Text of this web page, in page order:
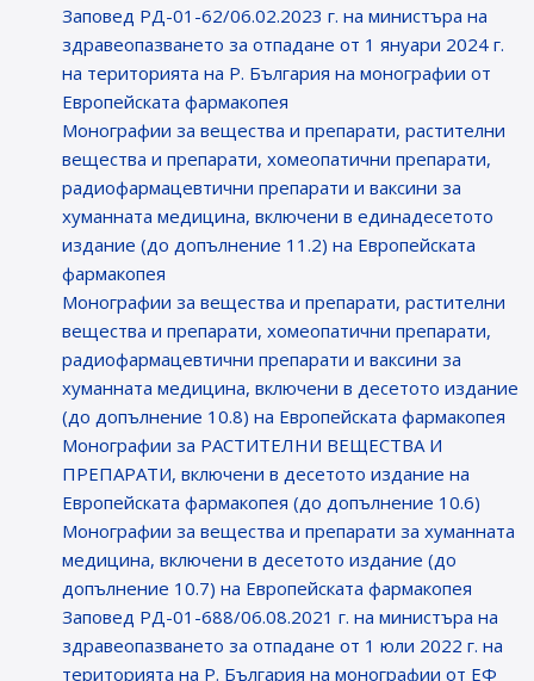
Заповед РД-01-62/06.02.2023 г. на министъра на
здравеопазването за отпадане от 1 януари 2024 г.
на територията на Р. България на монографии от
Европейската фармакопея
Монографии за вещества и препарати, растителни
вещества и препарати, хомеопатични препарати,
радиофармацевтични препарати и ваксини за
хуманната медицина, включени в единадесетото
издание (до допълнение 11.2) на Европейската
фармакопея
Монографии за вещества и препарати, растителни
вещества и препарати, хомеопатични препарати,
радиофармацевтични препарати и ваксини за
хуманната медицина, включени в десетото издание
(до допълнение 10.8) на Европейската фармакопея
Монографии за РАСТИТЕЛНИ ВЕЩЕСТВА И
ПРЕПАРАТИ, включени в десетото издание на
Европейската фармакопея (до допълнение 10.6)
Монографии за вещества и препарати за хуманната
медицина, включени в десетото издание (до
допълнение 10.7) на Европейската фармакопея
Заповед РД-01-688/06.08.2021 г. на министъра на
здравеопазването за отпадане от 1 юли 2022 г. на
територията на Р. България на монографии от ЕФ